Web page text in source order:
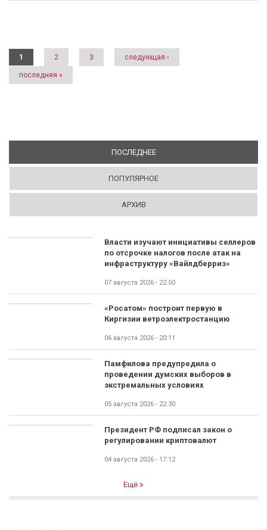
Страницы
1 2 3 следующая ›
последняя »
ПОСЛЕДНЕЕ(АКТИВНАЯ ВКЛАДКА)
ПОПУЛЯРНОЕ
АРХИВ
Власти изучают инициативы селлеров
по отсрочке налогов после атак на
инфраструктуру «Вайлдберриз»
07 августа 2026 - 22:50
«Росатом» построит первую в
Киргизии ветроэлектростанцию
06 августа 2026 - 20:11
Памфилова предупредила о
проведении думских выборов в
экстремальных условиях
05 августа 2026 - 22:30
Президент РФ подписал закон о
регулировании криптовалют
04 августа 2026 - 17:12
Ещё